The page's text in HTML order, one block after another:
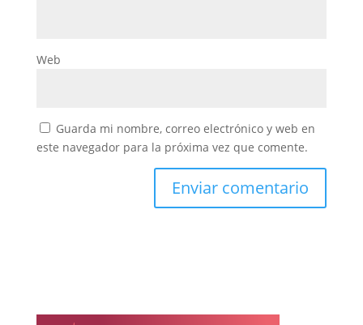
Web
Guarda mi nombre, correo electrónico y web en
este navegador para la próxima vez que comente.